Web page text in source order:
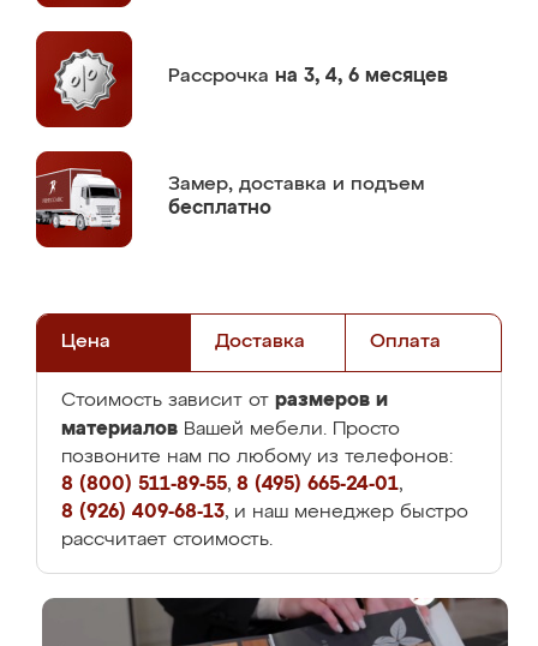
Рассрочка на 3, 4, 6 месяцев
Замер, доставка и подъем
бесплатно
Цена Доставка Оплата
Стоимость зависит от размеров и
материалов Вашей мебели. Просто
позвоните нам по любому из телефонов:
8 (800) 511-89-55, 8 (495) 665-24-01,
8 (926) 409-68-13, и наш менеджер быстро
рассчитает стоимость.